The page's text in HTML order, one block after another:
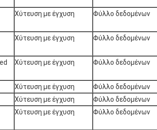
Χύτευση με έγχυση Φύλλο δεδομένων
Χύτευση με έγχυση Φύλλο δεδομένων
Χύτευση με έγχυση Φύλλο δεδομένων
Χύτευση με έγχυση
Φύλλο δεδομένων
Χύτευση με έγχυση
Φύλλο δεδομένων
Χύτευση με έγχυση Φύλλο δεδομένων